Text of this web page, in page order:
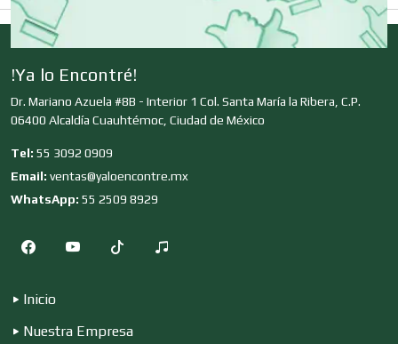
Desperdicios Industriales
Dulcerías
Edecanes
!Ya lo Encontré!
Dr. Mariano Azuela #8B - Interior 1 Col. Santa María la Ribera, C.P.
06400 Alcaldía Cuauhtémoc, Ciudad de México
Tel: 55 3092 0909
Email: ventas@yaloencontre.mx
WhatsApp: 55 2509 8929
Inicio
Nuestra Empresa